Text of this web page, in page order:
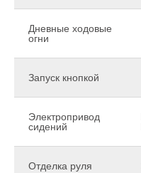
Дневные ходовые
огни
Запуск кнопкой
Электропривод
сидений
Отделка руля